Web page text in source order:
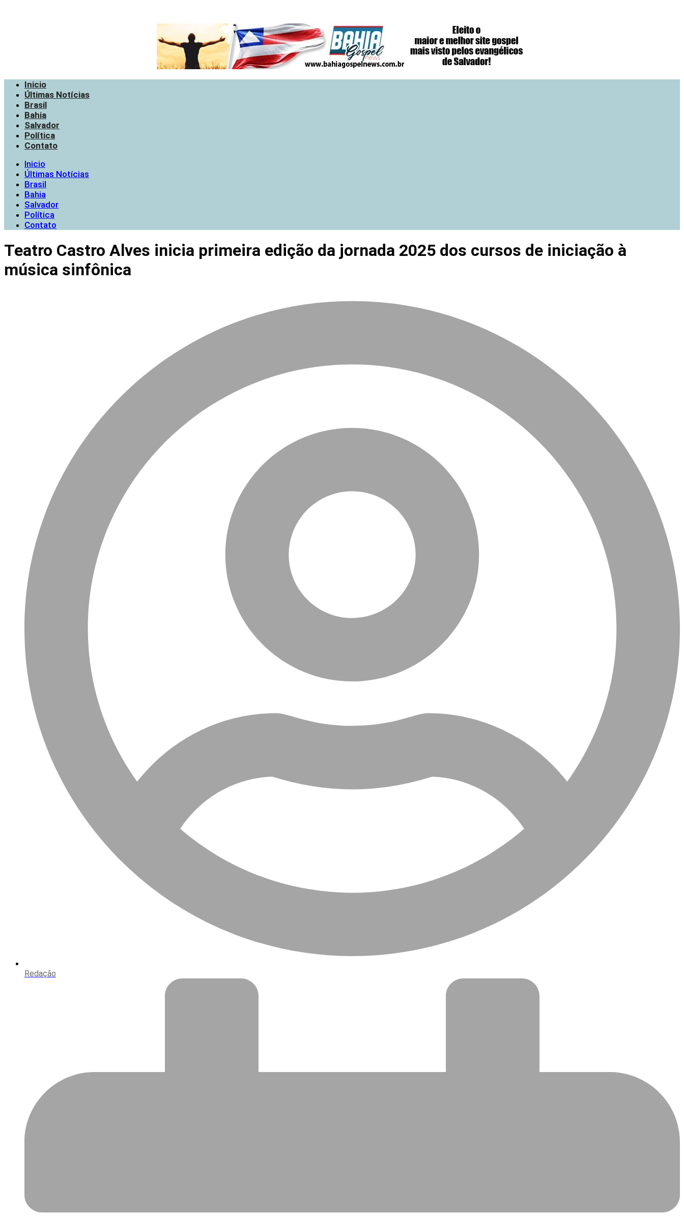
Inicio
Últimas Notícias
Brasil
Bahia
Salvador
Política
Contato
Inicio
Últimas Notícias
Brasil
Bahia
Salvador
Política
Contato
Teatro Castro Alves inicia primeira edição da jornada 2025 dos cursos de iniciação à
música sinfônica
Redação